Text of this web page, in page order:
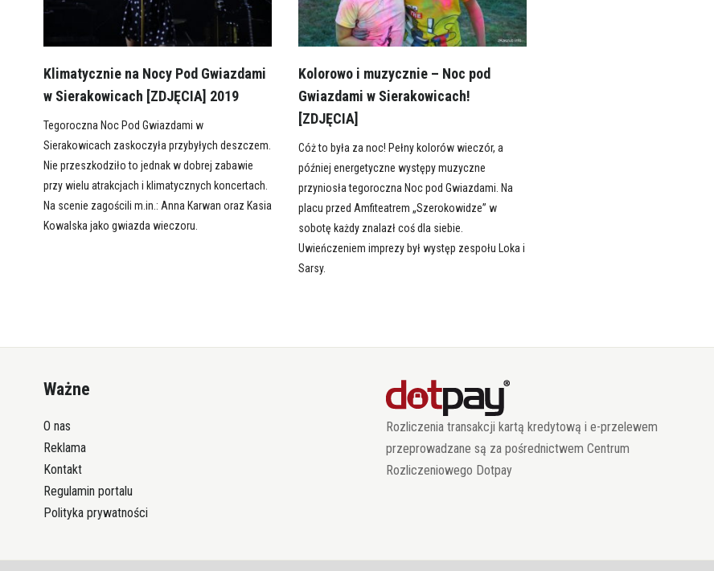
Klimatycznie na Nocy Pod Gwiazdami
w Sierakowicach [ZDJĘCIA] 2019
Tegoroczna Noc Pod Gwiazdami w
Sierakowicach zaskoczyła przybyłych deszczem.
Nie przeszkodziło to jednak w dobrej zabawie
przy wielu atrakcjach i klimatycznych koncertach.
Na scenie zagościli m.in.: Anna Karwan oraz Kasia
Kowalska jako gwiazda wieczoru.
Kolorowo i muzycznie – Noc pod
Gwiazdami w Sierakowicach!
[ZDJĘCIA]
Cóż to była za noc! Pełny kolorów wieczór, a
później energetyczne występy muzyczne
przyniosła tegoroczna Noc pod Gwiazdami. Na
placu przed Amfiteatrem „Szerokowidze” w
sobotę każdy znalazł coś dla siebie.
Uwieńczeniem imprezy był występ zespołu Loka i
Sarsy.
Ważne
O nas
Reklama
Kontakt
Regulamin portalu
Polityka prywatności
Rozliczenia transakcji kartą kredytową i e-przelewem
przeprowadzane są za pośrednictwem Centrum
Rozliczeniowego Dotpay